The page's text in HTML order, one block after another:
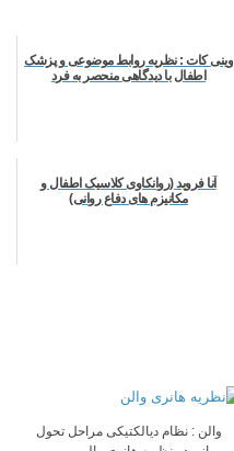
وینی کات : نظریه روابط موضوعی و پزشک
اطفال با دیدگاهی منحصر به فرد
آنا فروید (روانکاوی کلاسیک اطفال و
مکانیزم های دفاع روانی)
والن : نظام دیالکتیکی مراحل تحول